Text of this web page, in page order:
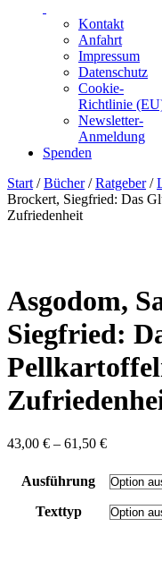
Kontakt
Anfahrt
Impressum
Datenschutz
Cookie-
Richtlinie
Newsletter-
Anmeldung
Spenden
Skip
to
content
Start /Bücher/Ratgeber/
Brockert, Siegfried: Das
Zufriedenheit
Asgodom,
Siegfried:
43,00 € – 61,50 €
bis
61,50 €
Ausführung
Texttyp